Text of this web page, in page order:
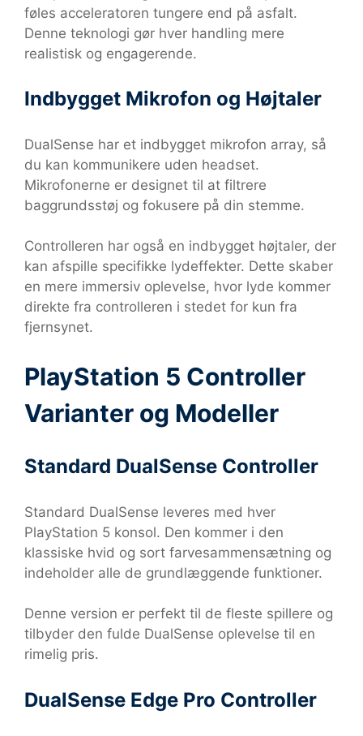
føles acceleratoren tungere end på asfalt.
Denne teknologi gør hver handling mere
realistisk og engagerende.
Indbygget Mikrofon og Højtaler
DualSense har et indbygget mikrofon array, så
du kan kommunikere uden headset.
Mikrofonerne er designet til at filtrere
baggrundsstøj og fokusere på din stemme.
Controlleren har også en indbygget højtaler, der
kan afspille specifikke lydeffekter. Dette skaber
en mere immersiv oplevelse, hvor lyde kommer
direkte fra controlleren i stedet for kun fra
fjernsynet.
PlayStation 5 Controller
Varianter og Modeller
Standard DualSense Controller
Standard DualSense leveres med hver
PlayStation 5 konsol. Den kommer i den
klassiske hvid og sort farvesammensætning og
indeholder alle de grundlæggende funktioner.
Denne version er perfekt til de fleste spillere og
tilbyder den fulde DualSense oplevelse til en
rimelig pris.
DualSense Edge Pro Controller